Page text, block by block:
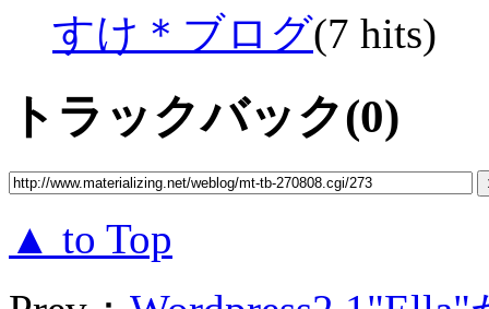
すけ＊ブログ(7 hits)
トラックバック(0)
▲ to Top